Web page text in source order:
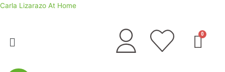
Ir
Carla Lizarazo At Home
Menú